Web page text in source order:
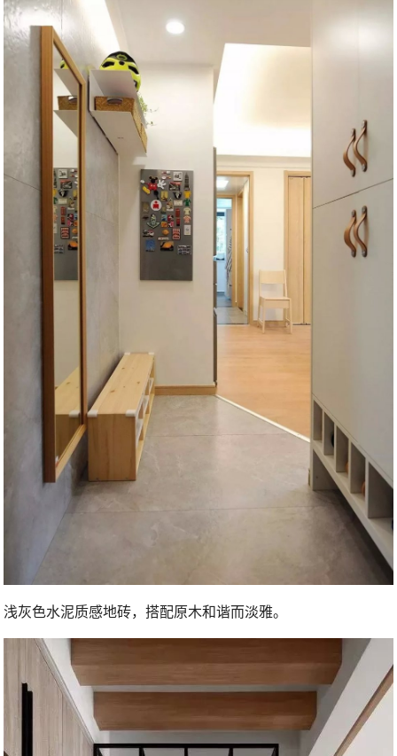
浅灰色水泥质感地砖，搭配原木和谐而淡雅。